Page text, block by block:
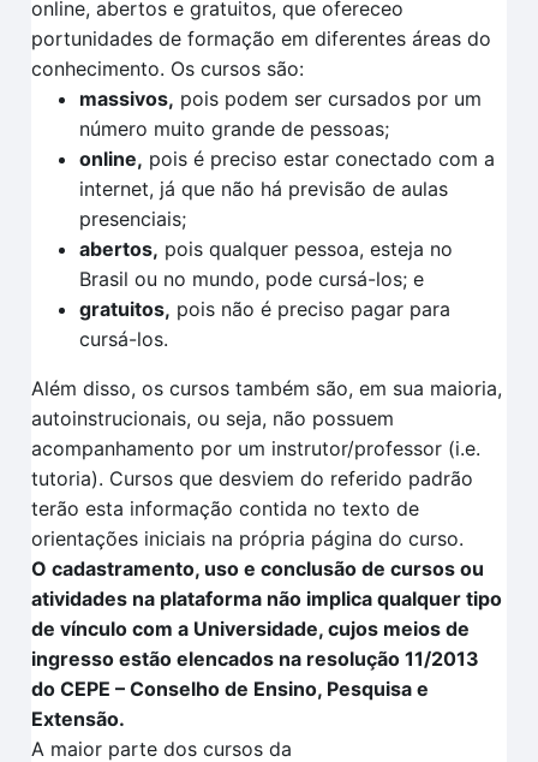
online, abertos e gratuitos, que ofereceo
portunidades de formação em diferentes áreas do
conhecimento. Os cursos são:
massivos, pois podem ser cursados por um
número muito grande de pessoas;
online, pois é preciso estar conectado com a
internet, já que não há previsão de aulas
presenciais;
abertos, pois qualquer pessoa, esteja no
Brasil ou no mundo, pode cursá-los; e
gratuitos, pois não é preciso pagar para
cursá-los.
Além disso, os cursos também são, em sua maioria,
autoinstrucionais, ou seja, não possuem
acompanhamento por um instrutor/professor (i.e.
tutoria). Cursos que desviem do referido padrão
terão esta informação contida no texto de
orientações iniciais na própria página do curso.
O cadastramento, uso e conclusão de cursos ou
atividades na plataforma não implica qualquer tipo
de vínculo com a Universidade, cujos meios de
ingresso estão elencados na resolução 11/2013
do CEPE – Conselho de Ensino, Pesquisa e
Extensão.
A maior parte dos cursos da